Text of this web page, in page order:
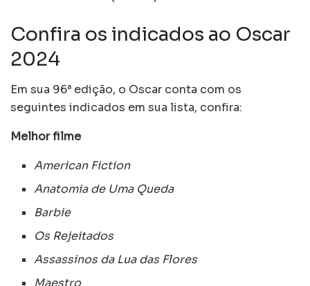
Confira os indicados ao Oscar
2024
Em sua 96ª edição, o Oscar conta com os
seguintes indicados em sua lista, confira:
Melhor filme
American Fiction
Anatomia de Uma Queda
Barbie
Os Rejeitados
Assassinos da Lua das Flores